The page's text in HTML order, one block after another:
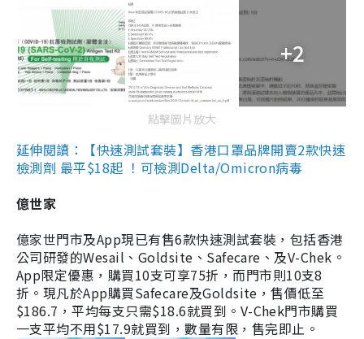
+2
點擊圖片放大
延伸閱讀：【快速測試套裝】香港口罩品牌開賣2款快速
檢測劑 最平$18起 ！可檢測Delta/Omicron病毒
億世家
億家世門市及App現已有售6款快速測試套裝，包括香港
公司研發的Wesail、Goldsite、Safecare、及V-Chek。
App限定優惠，購買10支可享75折，而門市則10支8
折。現凡於App購買Safecare及Goldsite，售價低至
$186.7，平均每支只需$18.6就買到。V-Chek門市購買
一支平均不用$17.9就買到，數量有限，售完即止。